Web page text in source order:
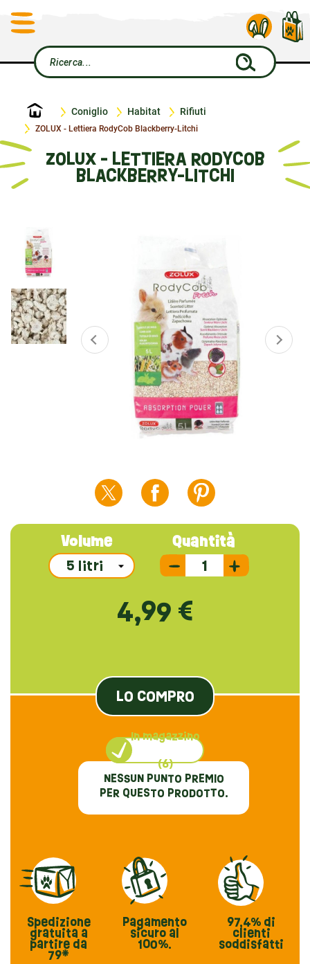
Home Coniglio Habitat Rifiuti
ZOLUX - Lettiera RodyCob Blackberry-Litchi
ZOLUX - LETTIERA RODYCOB
BLACKBERRY-LITCHI
Quantità
Volume
4,99 €
NESSUN PUNTO PREMIO
PER QUESTO PRODOTTO.
LO COMPRO
In magazzino
(6)
Spedizione
gratuita a
partire da
79*
Pagamento
sicuro al
100%.
97,4% di
clienti
soddisfatti